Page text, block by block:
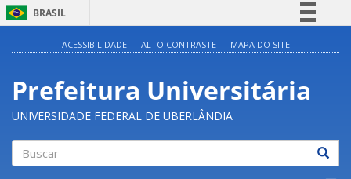
BRASIL
Participe
Acesso à informação
ACESSIBILIDADE ALTO CONTRASTE MAPA DO SITE
Prefeitura Universitária
UNIVERSIDADE FEDERAL DE UBERLÂNDIA